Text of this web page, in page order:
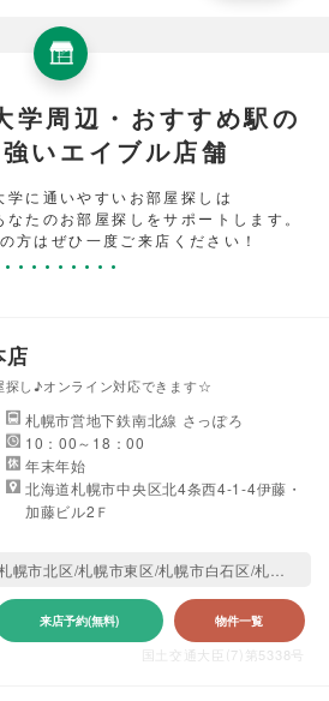
学周辺・おすすめ駅の
いエイブル店舗
学に通いやすいお部屋探しは
たのお部屋探しをサポートします。
方はぜひ一度ご来店ください！
店
探し♪オンライン対応できます☆
札幌市営地下鉄南北線 さっぽろ
10：00～18：00
年末年始
北海道札幌市中央区北4条西4-1-4伊藤・
加藤ビル2Ｆ
来店予約(無料) 物件一覧
国土交通大臣(7)第5338号